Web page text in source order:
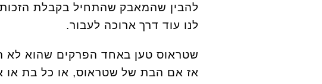
להבין שהמאבק שהתחיל בקבלת
לנו עוד דרך ארוכה לעבור.
שטראוס טען באחד הפרקים שהוא לא
אז אם הבת של שטראוס, או כל בת או